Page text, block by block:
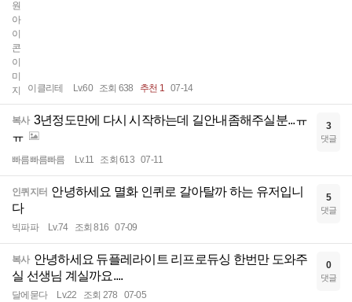
이클리테 Lv.60 조회 638 추천 1 07-14
복사 3년정도만에 다시 시작하는데 길안내좀해주실분...ㅠ
ㅠ
빠름빠름빠름 Lv.11 조회 613 07-11
3
댓글
인퀴지터 안녕하세요 멸화 인퀴로 갈아탈까 하는 유저입니
다
빅파파 Lv.74 조회 816 07-09
5
댓글
복사 안녕하세요 듀플레라이트 리프로듀싱 한번만 도와주
실 선생님 계실까요....
달에묻다 Lv.22 조회 278 07-05
0
댓글